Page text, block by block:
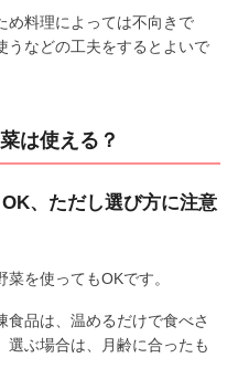
め料理によっては不向きで
うなどの工夫をするとよいで
は使える？
、ただし選び方に注意
を使ってもOKです。
食品は、温めるだけで食べさ
選ぶ場合は、月齢に合ったも